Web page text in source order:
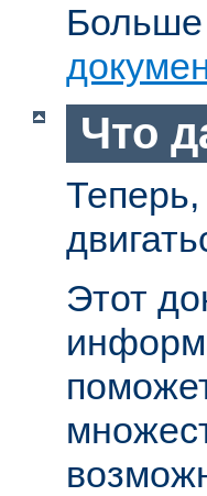
Больше
Что
Этот